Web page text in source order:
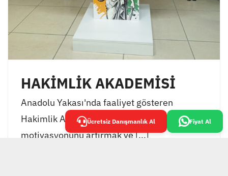
HAKİMLİK AKADEMİSİ
Anadolu Yakası'nda faaliyet gösteren
Hakimlik Akademisi, öğrencilerinin
motivasyonunu artırmak ve [...]
Ücretsiz Danışmanlık Al Fiyat Al